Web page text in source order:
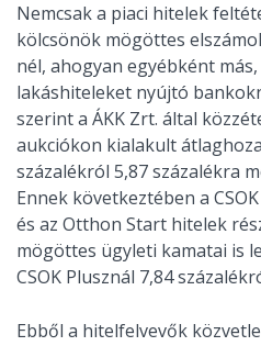
Nemcsak a piaci hitelek
kölcsönök mögöttes
nél, ahogyan egyébként
lakáshiteleket nyújtó
szerint a ÁKK Zrt. által
aukciókon kialakult
százalékról 5,87 százalékra
Ennek következtében a
és az Otthon Start hitelek
mögöttes ügyleti kamatai is
CSOK Plusznál 7,84
Ebből a hitelfelvevők